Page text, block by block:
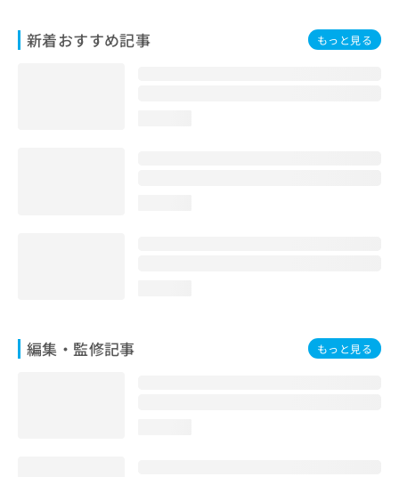
新着おすすめ記事 もっと見る
編集・監修記事 もっと見る
問
い